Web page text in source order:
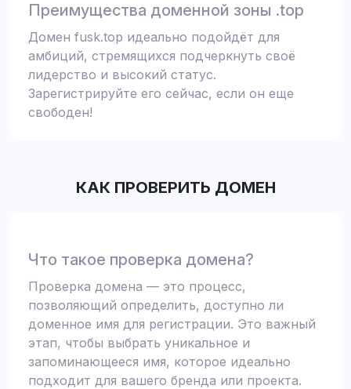
Преимущества доменной зоны .top
Домен fusk.top идеально подойдёт для
амбиций, стремящихся подчеркнуть своё
лидерство и высокий статус.
Зарегистрируйте его сейчас, если он еще
свободен!
КАК ПРОВЕРИТЬ ДОМЕН
Что такое проверка домена?
Проверка домена — это процесс,
позволяющий определить, доступно ли
доменное имя для регистрации. Это важный
этап, чтобы выбрать уникальное и
запоминающееся имя, которое идеально
подходит для вашего бренда или проекта.